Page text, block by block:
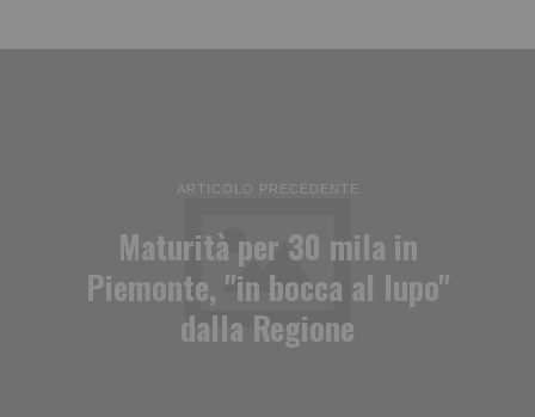
ARTICOLO PRECEDENTE
Maturità per 30 mila in
Piemonte, "in bocca al lupo"
dalla Regione